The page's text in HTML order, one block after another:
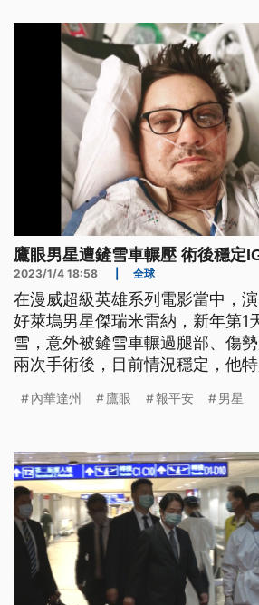
鷹眼男星遭鏟雪車輾壓 術後穩定
2023/1/4 18:58 全球
在漫威超級英雄系列電影當中，
好萊塢男星傑瑞米雷納，新年第1
雪，意外被鏟雪車輾過腿部、傷
兩次手術後，目前情況穩定，他
內華達州 鷹眼 報平安 男星